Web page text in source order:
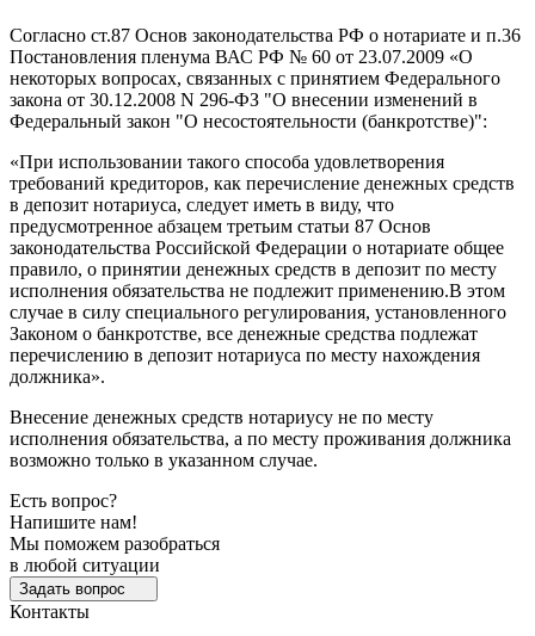
Согласно ст.87 Основ законодательства РФ о нотариате и п.36
Постановления пленума ВАС РФ № 60 от 23.07.2009 «О
некоторых вопросах, связанных с принятием Федерального
закона от 30.12.2008 N 296-ФЗ "О внесении изменений в
Федеральный закон "О несостоятельности (банкротстве)":
«При использовании такого способа удовлетворения
требований кредиторов, как перечисление денежных средств
в депозит нотариуса, следует иметь в виду, что
предусмотренное абзацем третьим статьи 87 Основ
законодательства Российской Федерации о нотариате общее
правило, о принятии денежных средств в депозит по месту
исполнения обязательства не подлежит применению.В этом
случае в силу специального регулирования, установленного
Законом о банкротстве, все денежные средства подлежат
перечислению в депозит нотариуса по месту нахождения
должника».
Внесение денежных средств нотариусу не по месту
исполнения обязательства, а по месту проживания должника
возможно только в указанном случае.
Есть вопрос?
Напишите нам!
Мы поможем разобраться
в любой ситуации
Задать вопрос
Контакты